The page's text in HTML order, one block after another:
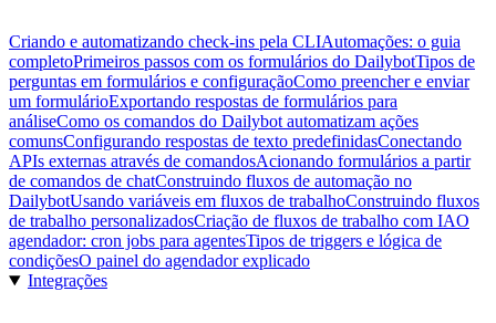
Criando e automatizando check-ins pela CLIAutomações: o guia
completoPrimeiros passos com os formulários do DailybotTipos de
perguntas em formulários e configuraçãoComo preencher e enviar
um formulárioExportando respostas de formulários para
análiseComo os comandos do Dailybot automatizam ações
comunsConfigurando respostas de texto predefinidasConectando
APIs externas através de comandosAcionando formulários a partir
de comandos de chatConstruindo fluxos de automação no
DailybotUsando variáveis em fluxos de trabalhoConstruindo fluxos
de trabalho personalizadosCriação de fluxos de trabalho com IAO
agendador: cron jobs para agentesTipos de triggers e lógica de
condiçõesO painel do agendador explicado
Integrações